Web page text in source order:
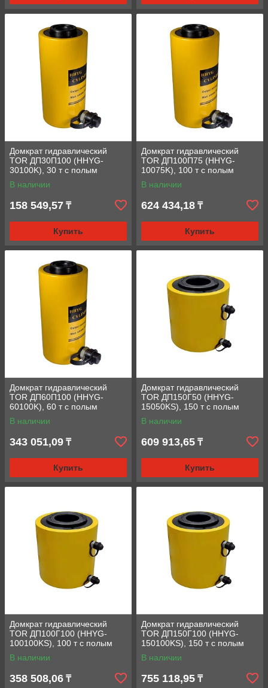
Домкрат гидравлический
TOR ДП30П100 (HHYG-
30100K), 30 т с полым
штоком
В наличии
158 549,57 ₸
Купить
Домкрат гидравлический
TOR ДП100П75 (HHYG-
10075K), 100 т с полым
штоком
В наличии
624 434,18 ₸
Купить
Домкрат гидравлический
TOR ДП60П100 (HHYG-
60100K), 60 т с полым
штоком
В наличии
343 051,09 ₸
Купить
Домкрат гидравлический
TOR ДП150Г50 (HHYG-
15050KS), 150 т с полым
штоком
В наличии
609 913,65 ₸
Купить
Домкрат гидравлический
TOR ДП100Г100 (HHYG-
100100KS), 100 т с полым
штоком
В наличии
358 508,06 ₸
Домкрат гидравлический
TOR ДП150Г100 (HHYG-
150100KS), 150 т с полым
штоком
В наличии
755 118,95 ₸